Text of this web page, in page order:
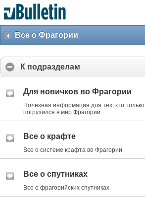
Все о Фрагории
К подразделам
Для новичков во Фрагории
Полезная информация для тех, кто только
погрузился в мир Фрагории
Все о крафте
Все о системе крафта во Фрагории
Все о спутниках
Все о фрагорийских спутниках